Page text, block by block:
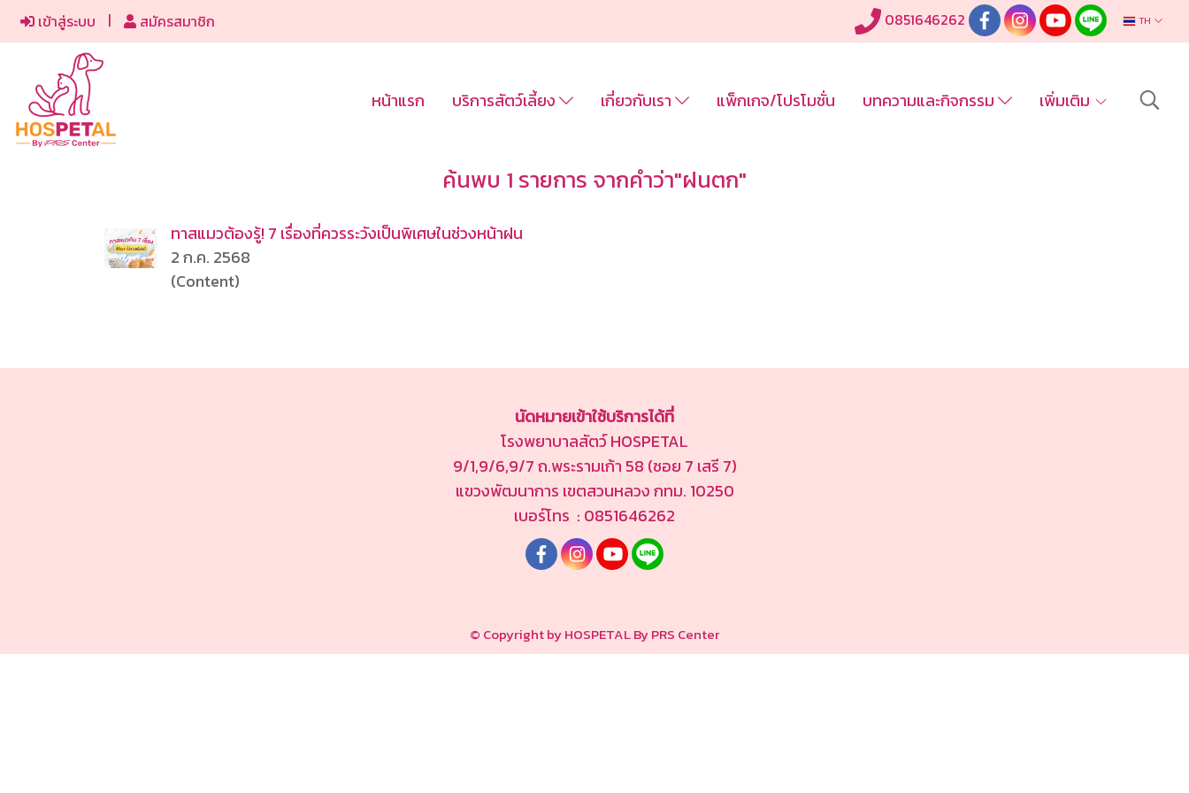
เข้าสู่ระบบ สมัครสมาชิก 0851646262 TH
หน้าแรก บริการสัตว์เลี้ยง เกี่ยวกับเรา แพ็กเกจ/โปรโมชั่น บทความและกิจกรรม เพิ่มเติม
ค้นพบ 1 รายการ จากคำว่า"ฝนตก"
ทาสแมวต้องรู้! 7 เรื่องที่ควรระวังเป็นพิเศษในช่วงหน้าฝน
2 ก.ค. 2568
(Content)
นัดหมายเข้าใช้บริการได้ที่
โรงพยาบาลสัตว์ HOSPETAL
9/1,9/6,9/7 ถ.พระรามเก้า 58 (ซอย 7 เสรี 7)
แขวงพัฒนาการ เขตสวนหลวง กทม. 10250
เบอร์โทร : 0851646262
© Copyright by HOSPETAL By PRS Center